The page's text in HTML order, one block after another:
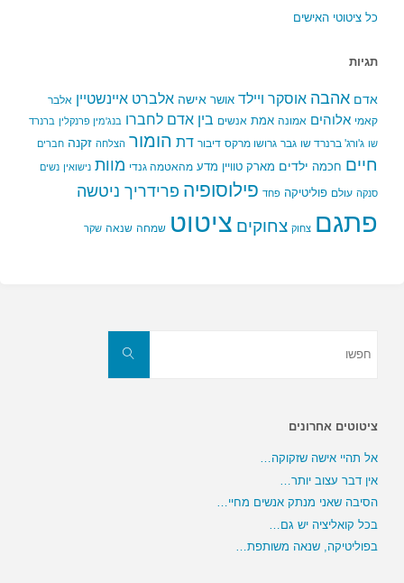
כל ציטוטי האישים
תגיות
אדם אהבה אוסקר ויילד אושר אישה אלברט איינשטיין אלבר
קאמי אלוהים אמונה אמת אנשים בין אדם לחברו בנג'מין פרנקלין ברנרד
שו ג'ורג' ברנרד שו גבר גרושו מרקס דיבור דת הומור הצלחה זקנה חברים
חיים חכמה ילדים מארק טוויין מדע מהאטמה גנדי מוות נישואין נשים
סנקה עולם פוליטיקה פחד פילוסופיה פרידריך ניטשה
פתגם צחוק צחוקים ציטוט שמחה שנאה שקר
חפשו
ציטוטים אחרונים
אל תהיי אישה שזקוקה…
אין דבר עצוב יותר…
הסיבה שאני מנתק אנשים מחיי…
בכל קואליציה יש גם…
בפוליטיקה, שנאה משותפת…